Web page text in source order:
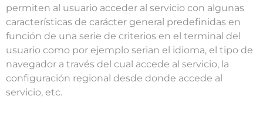
permiten al usuario acceder al servicio con algunas
características de carácter general predefinidas en
función de una serie de criterios en el terminal del
usuario como por ejemplo serian el idioma, el tipo de
navegador a través del cual accede al servicio, la
configuración regional desde donde accede al
servicio, etc.